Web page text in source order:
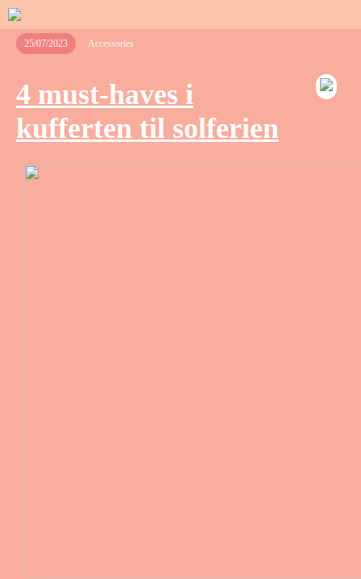
25/07/2023 Accessories
4 must-haves i
kufferten til solferien